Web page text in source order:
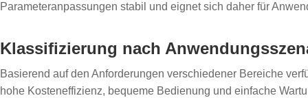
Parameteranpassungen stabil und eignet sich daher für
Klassifizierung nach
Basierend auf den Anforderungen verschiedener Bereiche
hohe Kosteneffizienz, bequeme Bedienung und einfache